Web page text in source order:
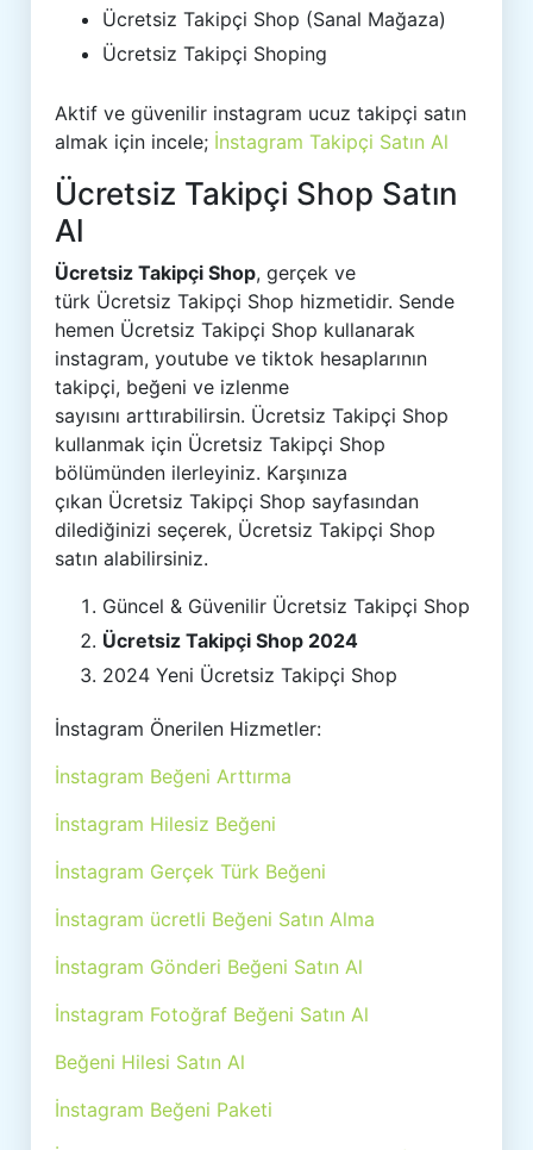
Ücretsiz Takipçi Shop (Sanal Mağaza)
Ücretsiz Takipçi Shoping
Aktif ve güvenilir instagram ucuz takipçi satın
almak için incele; İnstagram Takipçi Satın Al
Ücretsiz Takipçi Shop Satın
Al
Ücretsiz Takipçi Shop, gerçek ve
türk Ücretsiz Takipçi Shop hizmetidir. Sende
hemen Ücretsiz Takipçi Shop kullanarak
instagram, youtube ve tiktok hesaplarının
takipçi, beğeni ve izlenme
sayısını arttırabilirsin. Ücretsiz Takipçi Shop
kullanmak için Ücretsiz Takipçi Shop
bölümünden ilerleyiniz. Karşınıza
çıkan Ücretsiz Takipçi Shop sayfasından
dilediğinizi seçerek, Ücretsiz Takipçi Shop
satın alabilirsiniz.
Güncel & Güvenilir Ücretsiz Takipçi Shop
Ücretsiz Takipçi Shop 2024
2024 Yeni Ücretsiz Takipçi Shop
İnstagram Önerilen Hizmetler:
İnstagram Beğeni Arttırma
İnstagram Hilesiz Beğeni
İnstagram Gerçek Türk Beğeni
İnstagram ücretli Beğeni Satın Alma
İnstagram Gönderi Beğeni Satın Al
İnstagram Fotoğraf Beğeni Satın Al
Beğeni Hilesi Satın Al
İnstagram Beğeni Paketi